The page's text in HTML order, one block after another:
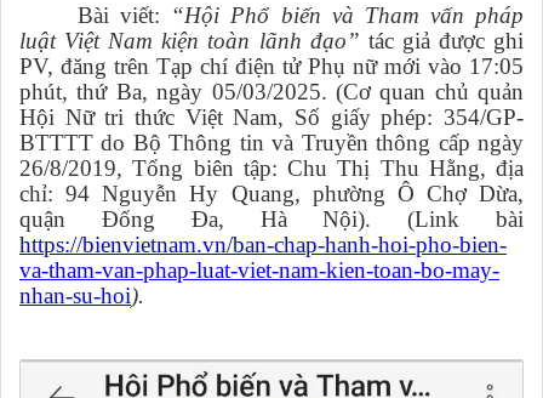
Bài viết: “Hội Phổ biến và Tham vấn pháp
luật Việt Nam kiện toàn lãnh đạo” tác giả được ghi
PV, đăng trên Tạp chí điện tử Phụ nữ mới vào 17:05
phút, thứ Ba, ngày 05/03/2025. (Cơ quan chủ quản
Hội Nữ tri thức Việt Nam, Số giấy phép: 354/GP-
BTTTT do Bộ Thông tin và Truyền thông cấp ngày
26/8/2019, Tổng biên tập: Chu Thị Thu Hằng, địa
chỉ: 94 Nguyễn Hy Quang, phường Ô Chợ Dừa,
quận Đống Đa, Hà Nội). (Link bài
https://bienvietnam.vn/ban-chap-hanh-hoi-pho-bien-
va-tham-van-phap-luat-viet-nam-kien-toan-bo-may-
nhan-su-hoi).